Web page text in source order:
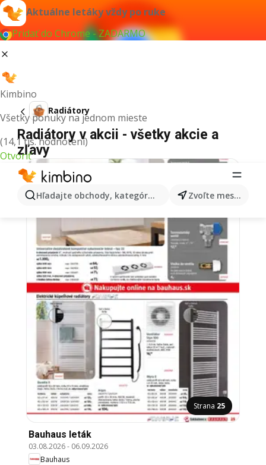
Aktuálne letáky vždy po ruke
Pridať do Chrome - ZADARMO
Kimbino
Všetky ponuky na jednom mieste
(14,1 tis. hodnotení)
Otvoriť
Hľadajte obchody, kategórie, produkty... Zvoľte mesto
Radiátory
Radiátory v akcii - všetky akcie a
zľavy
Strana 25
Bauhaus leták
03.08.2026- 06.09.2026
Bauhaus